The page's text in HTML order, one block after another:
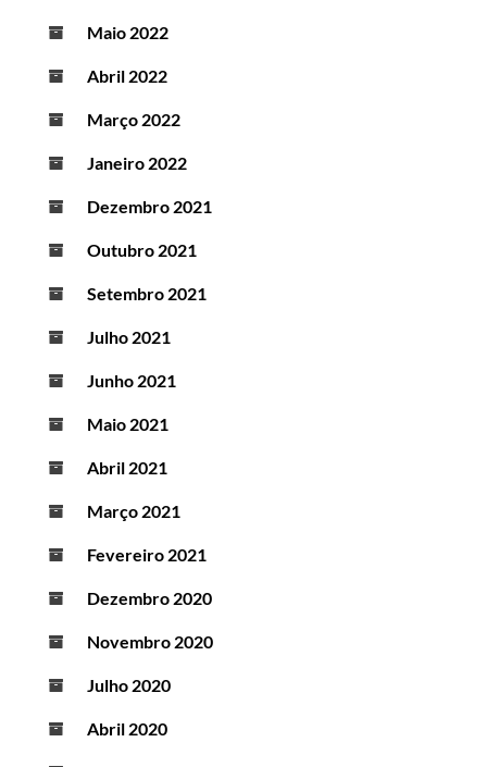
Maio 2022
Abril 2022
Março 2022
Janeiro 2022
Dezembro 2021
Outubro 2021
Setembro 2021
Julho 2021
Junho 2021
Maio 2021
Abril 2021
Março 2021
Fevereiro 2021
Dezembro 2020
Novembro 2020
Julho 2020
Abril 2020